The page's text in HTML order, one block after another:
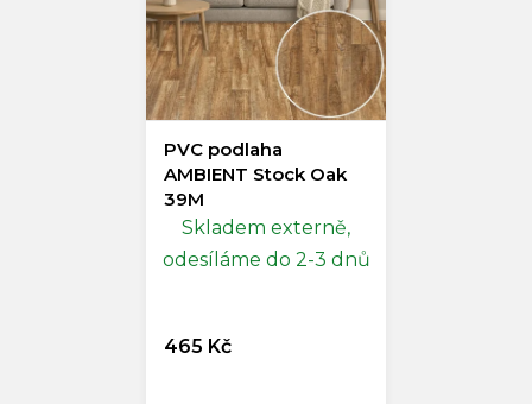
PVC podlaha
AMBIENT Stock Oak
39M
Skladem externě,
odesíláme do 2-3 dnů
465 Kč